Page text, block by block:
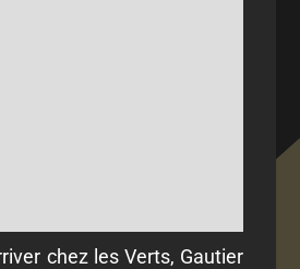
chez les Verts, Gautier